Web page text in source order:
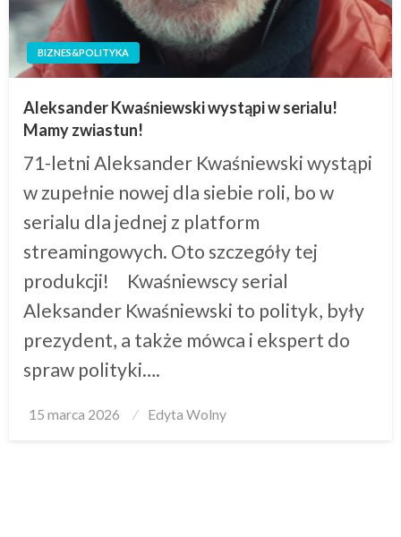
BIZNES&POLITYKA
Aleksander Kwaśniewski wystąpi w serialu!
Mamy zwiastun!
71-letni Aleksander Kwaśniewski wystąpi
w zupełnie nowej dla siebie roli, bo w
serialu dla jednej z platform
streamingowych. Oto szczegóły tej
produkcji! Kwaśniewscy serial
Aleksander Kwaśniewski to polityk, były
prezydent, a także mówca i ekspert do
spraw polityki….
Posted
15 marca 2026 Edyta Wolny